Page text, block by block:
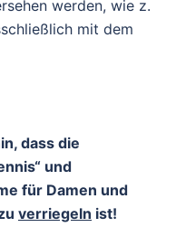
werden, wie z.
mit dem
dass die
und
für Damen und
verriegeln ist!